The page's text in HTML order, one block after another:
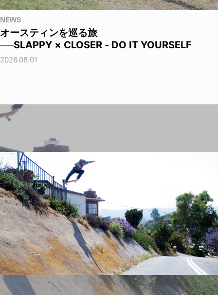
NEWS
オースティンを巡る旅
──SLAPPY × CLOSER - DO IT YOURSELF
2026.08.01